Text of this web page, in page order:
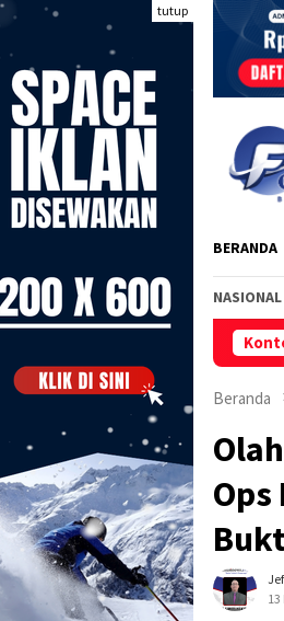
Loncat
konten
tutup
BERANDA
NASIONAL
Beranda
Ops